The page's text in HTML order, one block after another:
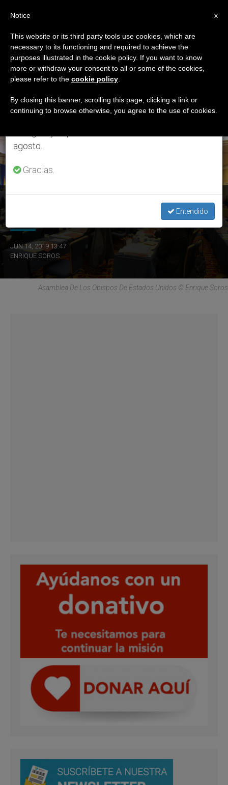
ETIQUETA
Posts Tagged
‘documento Papal’
ÚLTIMAS NOTICIAS
JUN 14, 2019 13:47
ENRIQUE SOROS
Asamblea De Los Obispos De Estados Unidos © Enrique Soros
×
Aviso importante
Del 27 de julio al 7 de agosto haremos la pausa
anual, aprovechando que en el periodo de verano
se generan menos informaciones y también el
agosto.
Gracias.
Entendido
x
Notice
This website or its third party tools use cookies, which are
necessary to its functioning and required to achieve the
purposes illustrated in the cookie policy. If you want to know
more or withdraw your consent to all or some of the cookies,
please refer to the cookie policy
By closing this banner, scrolling this page, clicking a link or
continuing to browse otherwise, you agree to the use of cookies.